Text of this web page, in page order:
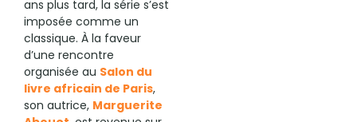
ans plus tard, la série s’est
imposée comme un
classique. À la faveur
d’une rencontre
organisée au Salon du
livre africain de Paris,
son autrice, Marguerite